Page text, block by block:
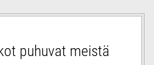
puhuvat meistä